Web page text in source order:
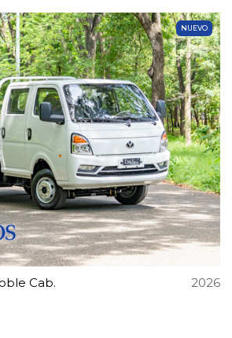
NUEVO
Cab. 2026